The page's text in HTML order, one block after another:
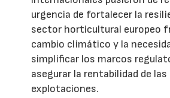
urgencia de fortalecer la
sector horticultural europeo
cambio climático y la
simplificar los marcos
asegurar la rentabilidad de las
explotaciones.